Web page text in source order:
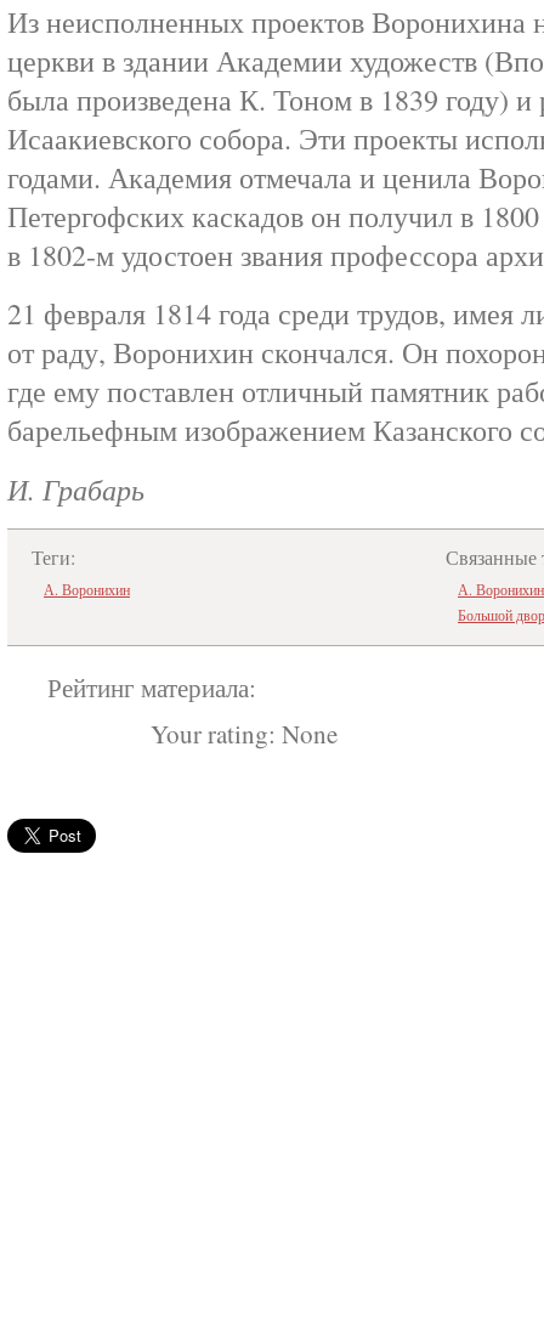
Из неисполненных проектов Воронихина
церкви в здании Академии художеств
была произведена К. Тоном в 1839 году) и
Исаакиевского собора. Эти проекты
годами. Академия отмечала и ценила
Петергофских каскадов он получил в 1800
в 1802-м удостоен звания профессора
21 февраля 1814 года среди трудов, имея
от раду, Воронихин скончался. Он
где ему поставлен отличный памятник
барельефным изображением Казанского
И. Грабарь
Теги:
А. Воронихин
Связанные
А. Воронихин
Большой
Рейтинг материала:
Your rating: None